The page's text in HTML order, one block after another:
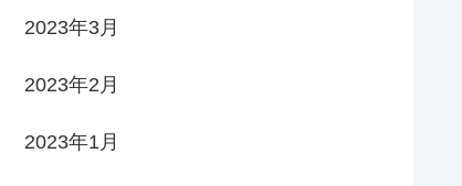
2023年3月
2023年2月
2023年1月